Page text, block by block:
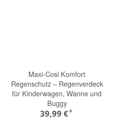
Maxi-Cosi Komfort
Regenschutz – Regenverdeck
für Kinderwagen, Wanne und
Buggy
39,99 €*